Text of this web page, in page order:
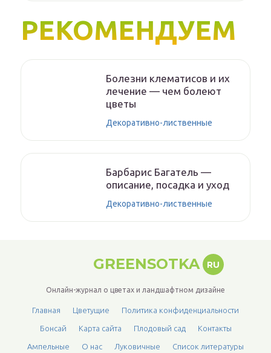
РЕКОМЕНДУЕМ
Болезни клематисов и их
лечение — чем болеют
цветы
Декоративно-лиственные
Барбарис Багатель —
описание, посадка и уход
Декоративно-лиственные
GREENSOTKA RU
Онлайн-журнал о цветах и ландшафтном дизайне
Главная Цветущие Политика конфиденциальности
Бонсай Карта сайта Плодовый сад Контакты
Ампельные О нас Луковичные Список литературы